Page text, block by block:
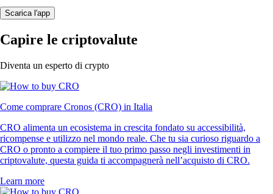
Scarica l'app
Capire le criptovalute
Diventa un esperto di crypto
Come comprare Cronos (CRO) in Italia
CRO alimenta un ecosistema in crescita fondato su accessibilità,
ricompense e utilizzo nel mondo reale. Che tu sia curioso riguardo a
CRO o pronto a compiere il tuo primo passo negli investimenti in
criptovalute, questa guida ti accompagnerà nell’acquisto di CRO.
Learn more